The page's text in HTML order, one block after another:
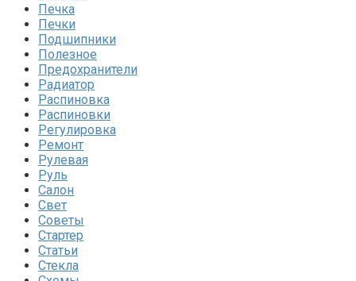
Печка
Печки
Подшипники
Полезное
Предохранители
Радиатор
Распиновка
Распиновки
Регулировка
Ремонт
Рулевая
Руль
Салон
Свет
Советы
Стартер
Статьи
Стекла